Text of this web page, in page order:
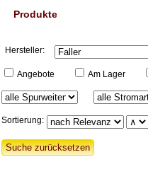
Produkte
Hersteller:
Angebote Am Lager
Sortierung: